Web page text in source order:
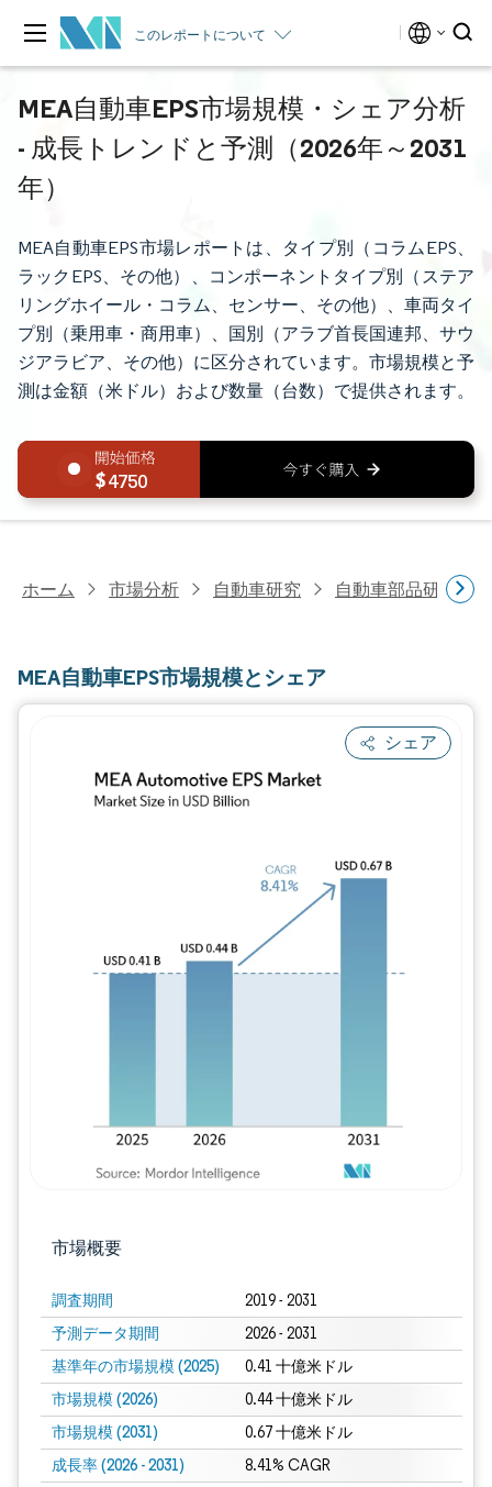
このレポートについて
MEA自動車EPS市場規模・シェア分析
- 成長トレンドと予測（2026年～2031
年）
MEA自動車EPS市場レポートは、タイプ別（コラムEPS、
ラックEPS、その他）、コンポーネントタイプ別（ステア
リングホイール・コラム、センサー、その他）、車両タイ
プ別（乗用車・商用車）、国別（アラブ首長国連邦、サウ
ジアラビア、その他）に区分されています。市場規模と予
測は金額（米ドル）および数量（台数）で提供されます。
4750
ホーム 市場分析 自動車研究 自動車部品研究
MEA自動車EPS市場規模とシェア
シェア
市場概要
調査期間 2019 - 2031
予測データ期間 2026 - 2031
基準年の市場規模 (2025) 0.41 十億米ドル
市場規模 (2026) 0.44 十億米ドル
市場規模 (2031) 0.67 十億米ドル
成長率 (2026 - 2031) 8.41% CAGR